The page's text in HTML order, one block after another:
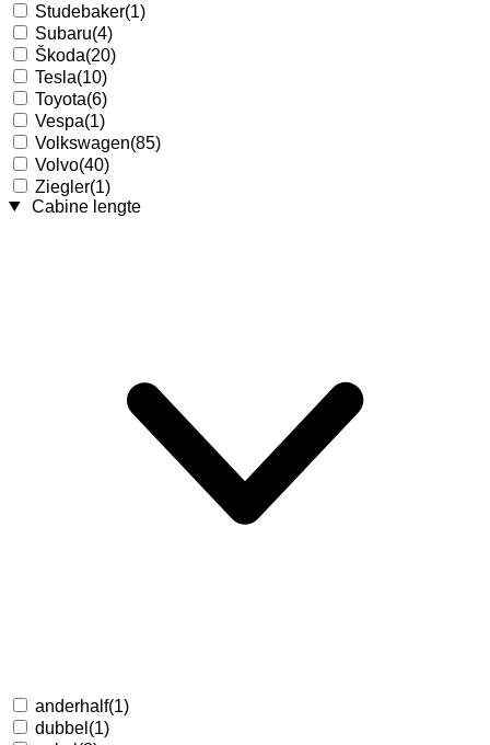
Studebaker(1)
Subaru(4)
Škoda(20)
Tesla(10)
Toyota(6)
Vespa(1)
Volkswagen(85)
Volvo(40)
Ziegler(1)
Cabine lengte
anderhalf(1)
dubbel (1)